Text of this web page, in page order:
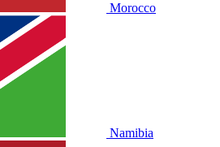
Morocco
Namibia